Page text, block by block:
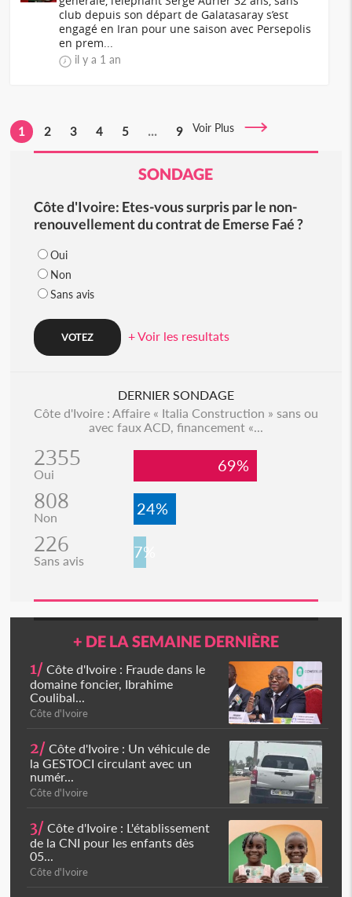
club depuis son départ de Galatasaray s’est
engagé en Iran pour une saison avec Persepolis
en prem...
il y a 1 an
1 2 3 4 5 ... 9 Voir Plus
SONDAGE
Côte d'Ivoire: Etes-vous surpris par le non-
renouvellement du contrat de Emerse Faé ?
Oui
Non
Sans avis
+ Voir les resultats
DERNIER SONDAGE
Côte d'Ivoire : Affaire « Italia Construction » sans ou
avec faux ACD, financement «...
2355
Oui 69%
808
Non 24%
226
Sans avis 7%
+ DE LA SEMAINE DERNIÈRE
1/ Côte d'Ivoire : Fraude dans le
domaine foncier, Ibrahime
Coulibal...
Côte d'Ivoire
2/ Côte d'Ivoire : Un véhicule de
la GESTOCI circulant avec un
numér...
Côte d'Ivoire
3/ Côte d'Ivoire : L'établissement
de la CNI pour les enfants dès
05...
Côte d'Ivoire